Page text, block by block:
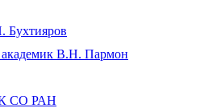
Бухтияров
академик В.Н. Пармон
СО РАН